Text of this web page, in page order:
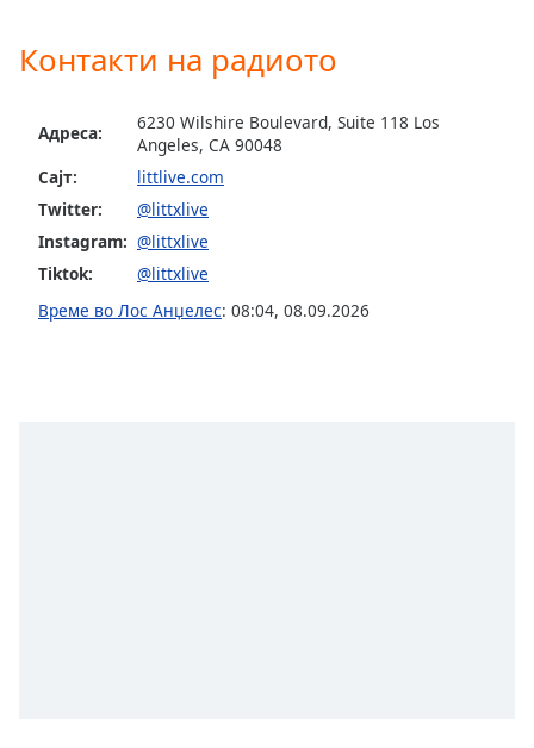
Family
Reset
Modal
dialog
Контакти на радиото
Адреса:
6230 Wilshire Boulevard, Suite 118 Los
Angeles, CA 90048
Сајт:
littlive.com
Twitter:
@littxlive
Instagram: @littxlive
Tiktok:
@littxlive
Време во Лос Анџелес: 08:04, 08.09.2026